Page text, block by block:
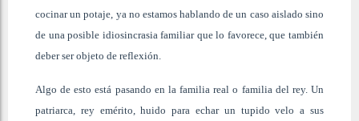
cocinar un potaje, ya no estamos hablando de un caso aislado sino
de una posible idiosincrasia familiar que lo favorece, que también
deber ser objeto de reflexión.
Algo de esto está pasando en la familia real o familia del rey. Un
patriarca, rey emérito, huido para echar un tupido velo a sus